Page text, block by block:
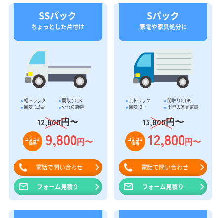
SSパック
ちょっとした片付け
軽トラック
間取り：1K
目安：1.5㎥
少々の荷物
12,800円〜
コミコミ
価格 9,800円〜
電話で問い合わせ
フォーム見積り
Sパック
家電や家具処分に
1tトラック
間取り：1DK
目安：2㎥
小型の家具家電
15,800円〜
コミコミ
価格 12,800円〜
電話で問い合わせ
フォーム見積り